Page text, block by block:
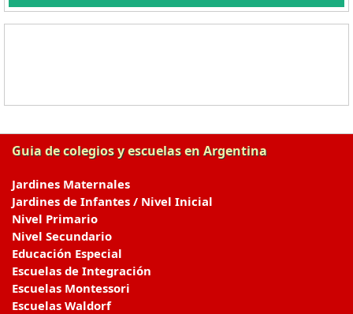
Guia de colegios y escuelas en Argentina
Jardines Maternales
Jardines de Infantes / Nivel Inicial
Nivel Primario
Nivel Secundario
Educación Especial
Escuelas de Integración
Escuelas Montessori
Escuelas Waldorf